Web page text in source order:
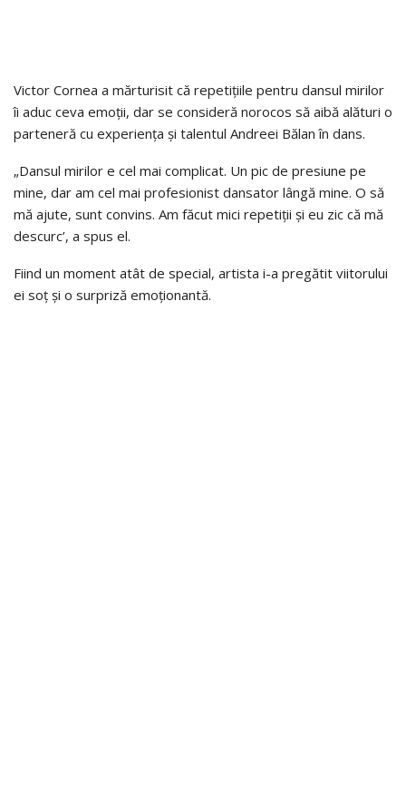
Victor Cornea a mărturisit că repetițiile pentru dansul mirilor
îi aduc ceva emoții, dar se consideră norocos să aibă alături o
parteneră cu experiența și talentul Andreei Bălan în dans.
„Dansul mirilor e cel mai complicat. Un pic de presiune pe
mine, dar am cel mai profesionist dansator lângă mine. O să
mă ajute, sunt convins. Am făcut mici repetiții și eu zic că mă
descurc’, a spus el.
Fiind un moment atât de special, artista i-a pregătit viitorului
ei soț și o surpriză emoționantă.